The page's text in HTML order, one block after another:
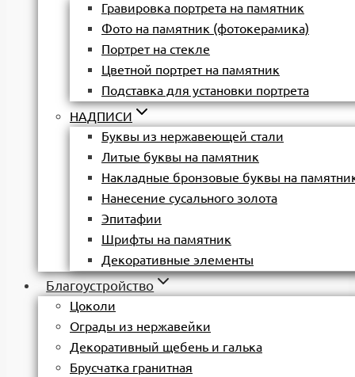
Гравировка портрета на памятник
Фото на памятник (фотокерамика)
Портрет на стекле
Цветной портрет на памятник
Подставка для установки портрета
НАДПИСИ
Буквы из нержавеющей стали
Литые буквы на памятник
Накладные бронзовые буквы на
Нанесение сусального золота
Эпитафии
Шрифты на памятник
Декоративные элементы
Благоустройство
Цоколи
Ограды из нержавейки
Декоративный щебень и галька
Брусчатка гранитная